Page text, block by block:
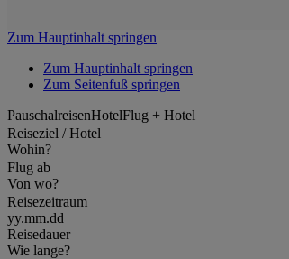
Zum Hauptinhalt springen
Zum Hauptinhalt springen
Zum Seitenfuß springen
PauschalreisenHotelFlug + Hotel
Reiseziel / Hotel
Wohin?
Flug ab
Von wo?
Reisezeitraum
yy.mm.dd
Reisedauer
Wie lange?